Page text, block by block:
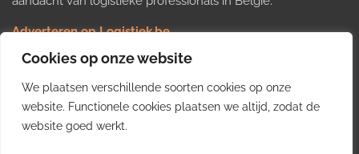
Cookies op onze website
We plaatsen verschillende soorten cookies op onze
website. Functionele cookies plaatsen we altijd, zodat de
website goed werkt.
Adverteren op Logistiek.be
Nieuws insturen
Uw video op Logistiek.TV
Job plaatsen
Gratis wekelijkse update